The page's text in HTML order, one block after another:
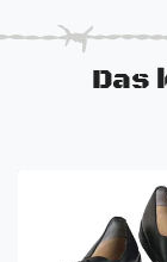
Das